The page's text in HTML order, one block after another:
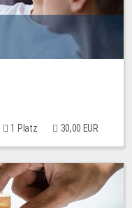
1 Platz 30,00 EUR